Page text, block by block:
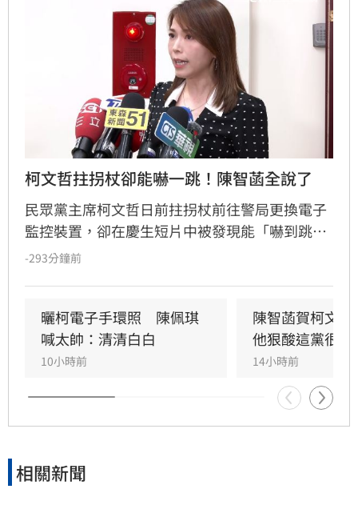
柯文哲拄拐杖卻能嚇一跳！陳智菡全說了
民眾黨主席柯文哲日前拄拐杖前往警局更換電子
監控裝置，卻在慶生短片中被發現能「嚇到跳起
來」，引發外界質疑。民眾黨團主任陳智菡強
示慶生當下的反應僅是直覺動作，網友的酸言酸
語言過其實。
-293分鐘前
曬柯電子手環照　陳佩琪
喊太帥：清清白白
10小時前
陳智菡賀柯文
他狠酸這黨很奇
14小時前
相關新聞